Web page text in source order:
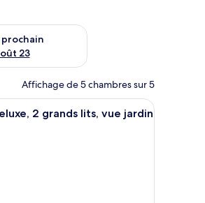
23
pour le week-end prochain août 21 -
Affichage de 5 chambres sur 5
les chambres, bureau, rideaux occultants
Chambre Quadruple Deluxe, 2 grands lits,
2 grands lits, vue jardin